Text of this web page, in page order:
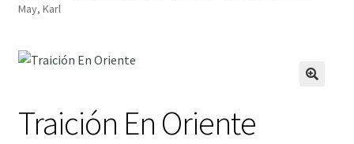
Libros
hijo
May, Karl
Traición En Oriente